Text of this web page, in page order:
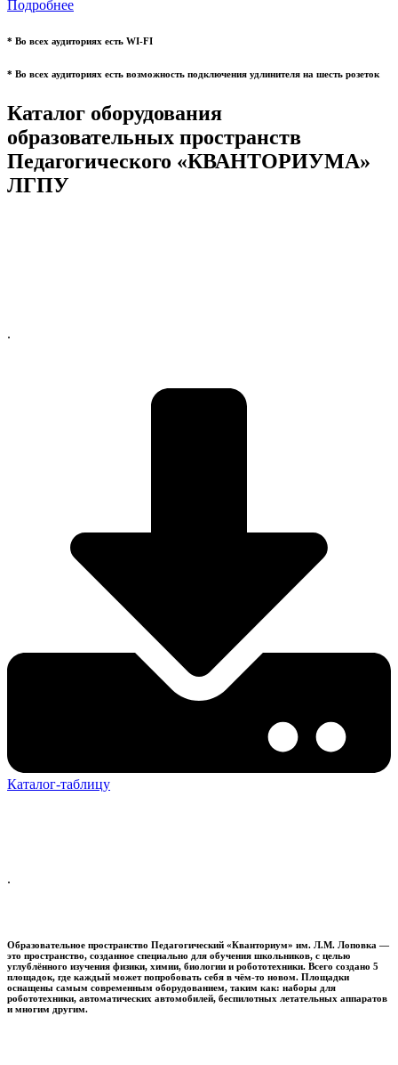
Подробнее
* Во всех аудиториях есть WI-FI
* Во всех аудиториях есть возможность подключения удлинителя на шесть розеток
Каталог оборудования
образовательных пространств
Педагогического «КВАНТОРИУМА»
ЛГПУ
.
Каталог-таблицу
.
Образовательное пространство Педагогический «Кванториум» им. Л.М. Лоповка —
это пространство, созданное специально для обучения школьников, с целью
углублённого изучения физики, химии, биологии и робототехники. Всего создано 5
площадок, где каждый может попробовать себя в чём-то новом. Площадки
оснащены самым современным оборудованием, таким как: наборы для
робототехники, автоматических автомобилей, беспилотных летательных аппаратов
и многим другим.